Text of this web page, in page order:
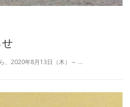
、2020年8月13日（木）～ …